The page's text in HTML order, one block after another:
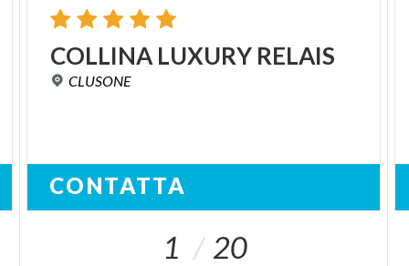
COLLINA LUXURY RELAIS
CLUSONE
CONTATTA
1 20